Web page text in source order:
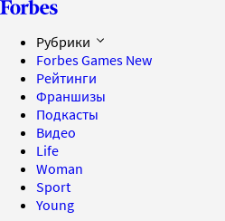
Рубрики
Forbes Games New
Рейтинги
Франшизы
Подкасты
Видео
Life
Woman
Sport
Young